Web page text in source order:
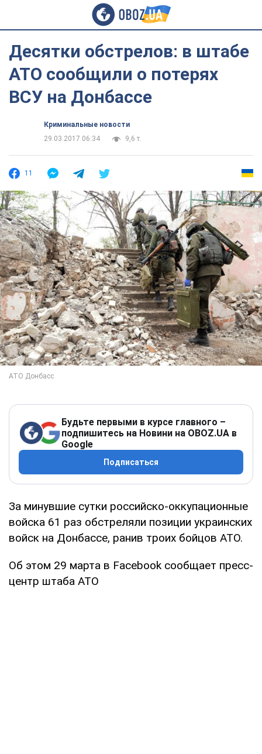
Десятки обстрелов: в штабе
АТО сообщили о потерях
ВСУ на Донбассе
Криминальные новости
29.03.2017 06:34
9,6 т.
11
Будьте первыми в курсе главного –
подпишитесь на Новини на OBOZ.UA в
Google
Подписаться
За минувшие сутки российско-оккупационные
войска 61 раз обстреляли позиции украинских
войск на Донбассе, ранив троих бойцов АТО.
Об этом 29 марта в Facebook сообщает пресс-
центр штаба АТО